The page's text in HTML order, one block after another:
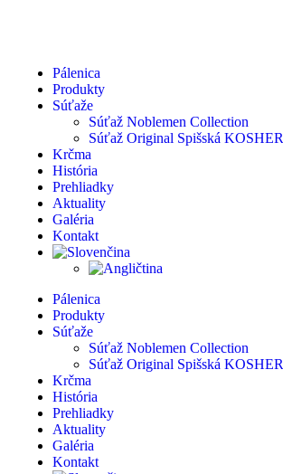
Pálenica
Produkty
Súťaže
Súťaž Noblemen Collection
Súťaž Original Spišská KOSHER
Krčma
História
Prehliadky
Aktuality
Galéria
Kontakt
Pálenica
Produkty
Súťaže
Súťaž Noblemen Collection
Súťaž Original Spišská KOSHER
Krčma
História
Prehliadky
Aktuality
Galéria
Kontakt